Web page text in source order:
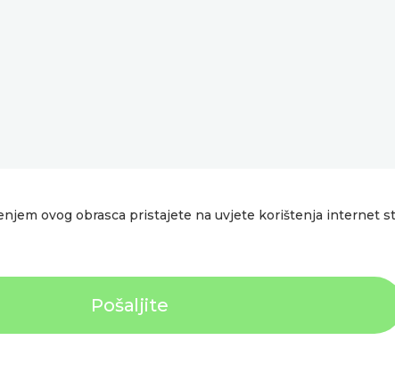
ovog obrasca pristajete na uvjete korištenja internet